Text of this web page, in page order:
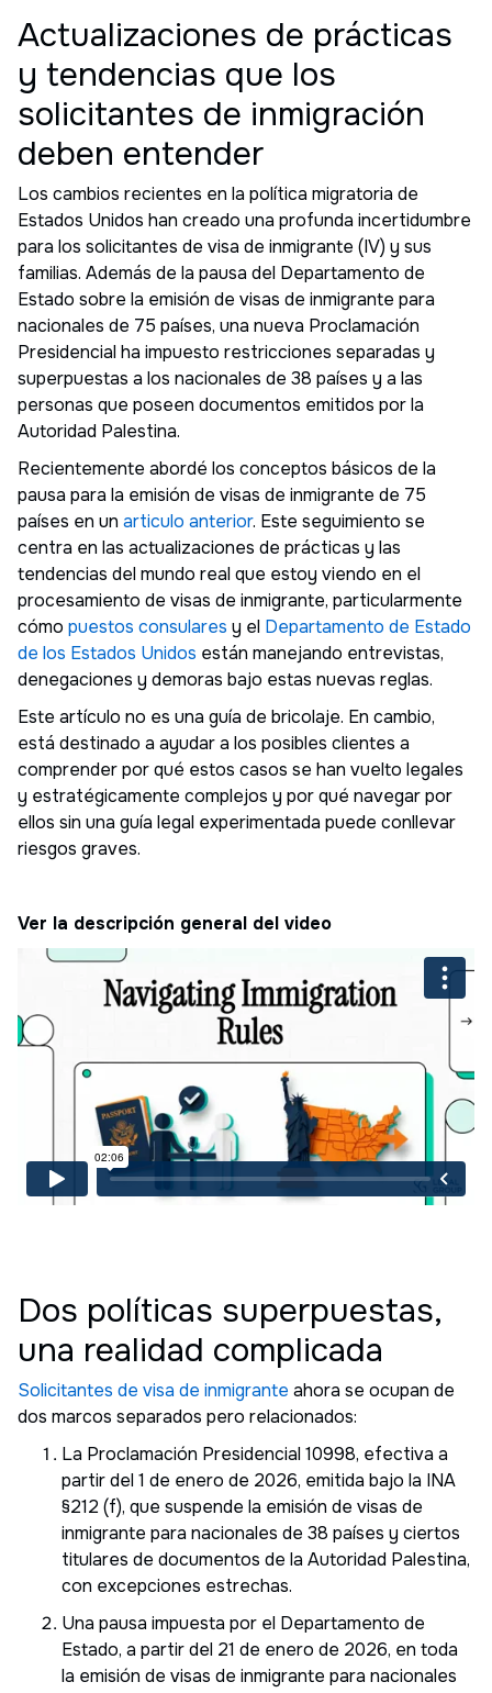
Actualizaciones de prácticas
y tendencias que los
solicitantes de inmigración
deben entender
Los cambios recientes en la política migratoria de
Estados Unidos han creado una profunda incertidumbre
para los solicitantes de visa de inmigrante (IV) y sus
familias. Además de la pausa del Departamento de
Estado sobre la emisión de visas de inmigrante para
nacionales de 75 países, una nueva Proclamación
Presidencial ha impuesto restricciones separadas y
superpuestas a los nacionales de 38 países y a las
personas que poseen documentos emitidos por la
Autoridad Palestina.
Recientemente abordé los conceptos básicos de la
pausa para la emisión de visas de inmigrante de 75
países en un articulo anterior. Este seguimiento se
centra en las actualizaciones de prácticas y las
tendencias del mundo real que estoy viendo en el
procesamiento de visas de inmigrante, particularmente
cómo puestos consulares y el Departamento de Estado
de los Estados Unidos están manejando entrevistas,
denegaciones y demoras bajo estas nuevas reglas.
Este artículo no es una guía de bricolaje. En cambio,
está destinado a ayudar a los posibles clientes a
comprender por qué estos casos se han vuelto legales
y estratégicamente complejos y por qué navegar por
ellos sin una guía legal experimentada puede conllevar
riesgos graves.
Ver la descripción general del video
Dos políticas superpuestas,
una realidad complicada
Solicitantes de visa de inmigrante ahora se ocupan de
dos marcos separados pero relacionados:
La Proclamación Presidencial 10998, efectiva a
partir del 1 de enero de 2026, emitida bajo la INA
§212 (f), que suspende la emisión de visas de
inmigrante para nacionales de 38 países y ciertos
titulares de documentos de la Autoridad Palestina,
con excepciones estrechas.
Una pausa impuesta por el Departamento de
Estado, a partir del 21 de enero de 2026, en toda
la emisión de visas de inmigrante para nacionales